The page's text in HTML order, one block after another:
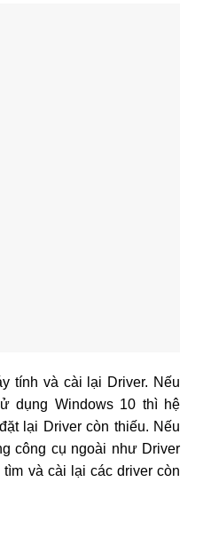
tính và cài lại Driver. Nếu
dụng Windows 10 thì hệ
lại Driver còn thiếu. Nếu
công cụ ngoài như Driver
và cài lại các driver còn